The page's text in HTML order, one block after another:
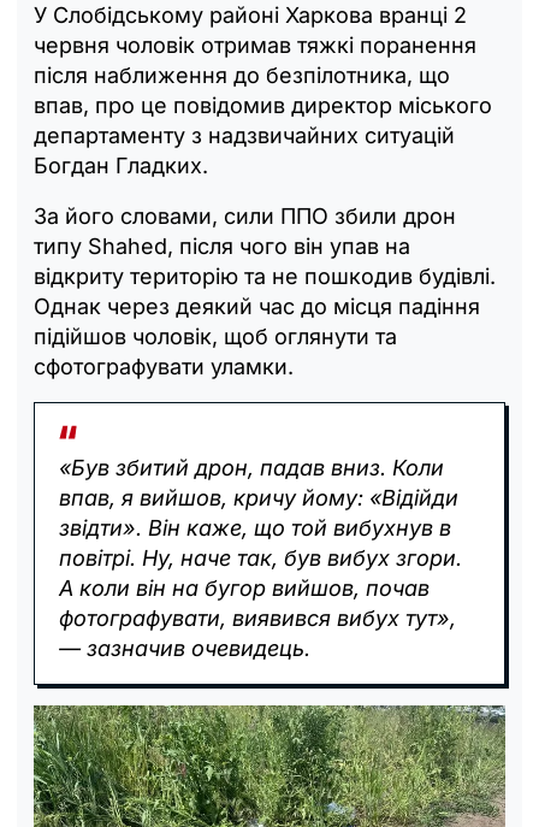
У Слобідському районі Харкова вранці 2
червня чоловік отримав тяжкі поранення
після наближення до безпілотника, що
впав, про це повідомив директор міського
департаменту з надзвичайних ситуацій
Богдан Гладких.
За його словами, сили ППО збили дрон
типу Shahed, після чого він упав на
відкриту територію та не пошкодив будівлі.
Однак через деякий час до місця падіння
підійшов чоловік, щоб оглянути та
сфотографувати уламки.
«Був збитий дрон, падав вниз. Коли
впав, я вийшов, кричу йому: «Відійди
звідти». Він каже, що той вибухнув в
повітрі. Ну, наче так, був вибух згори.
А коли він на бугор вийшов, почав
фотографувати, виявився вибух тут»,
— зазначив очевидець.